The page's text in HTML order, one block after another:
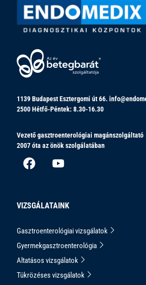
1139 Budapest Esztergomi út 66.
2500Hétfő-Péntek: 8.30-16.30
Vezető gasztroenterológiai magánszolgáltató
2007 óta az önök szolgálatában
VIZSGÁLATAINK
Gasztroenterológiai vizsgálatok
Gyermekgasztroenterológia
Altatásos vizsgálatok
Tükrözéses vizsgálatok